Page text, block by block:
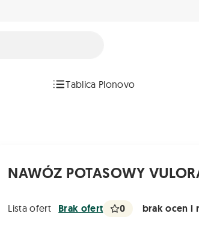
Tablica Plonovo
NAWÓZ POTASOWY
Lista ofert Brak ofert 0 brak ocen i